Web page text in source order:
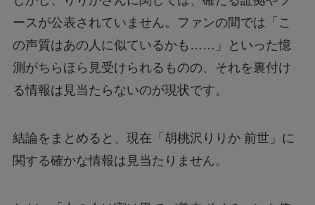
ースが公表されていません。ファンの間では「こ
の声質はあの人に似ているかも……」といった憶
測がちらほら見受けられるものの、それを裏付け
る情報は見当たらないのが現状です。
結論をまとめると、現在「胡桃沢りりか 前世」に
関する確かな情報は見当たりません。